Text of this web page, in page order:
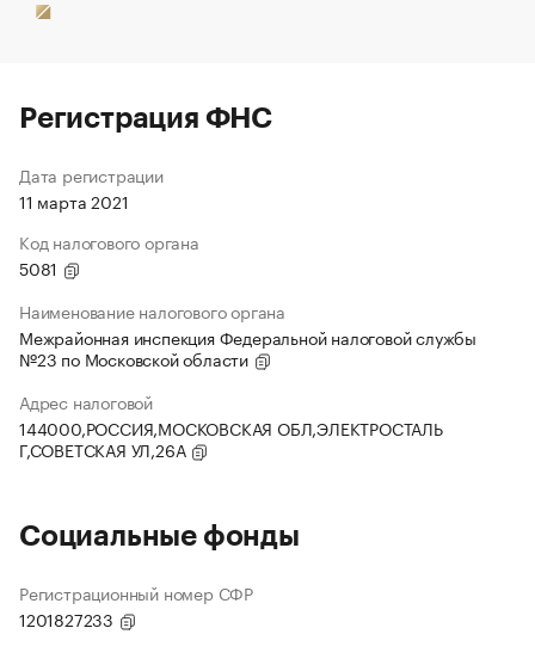
Регистрация ФНС
Дата регистрации
11 марта 2021
Код налогового органа
5081
Наименование налогового органа
Межрайонная инспекция Федеральной налоговой службы
№23 по Московской области
Адрес налоговой
144000,РОССИЯ,МОСКОВСКАЯ ОБЛ,ЭЛЕКТРОСТАЛЬ
Г,СОВЕТСКАЯ УЛ,26А
Социальные фонды
Регистрационный номер СФР
1201827233